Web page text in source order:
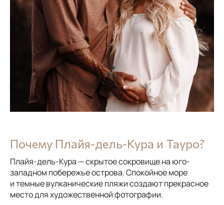
Почему Плайя-дель-Кура и Тауро?
Плайя-дель-Кура — скрытое сокровище на юго-
западном побережье острова. Спокойное море
и темные вулканические пляжи создают прекрасное
место для художественной фотографии.